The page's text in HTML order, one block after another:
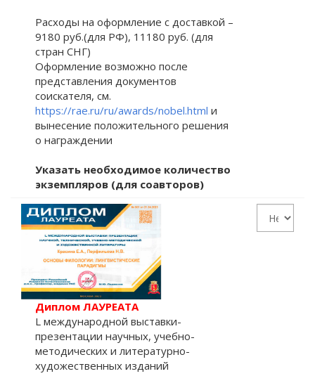
Расходы на оформление с доставкой –
9180 руб.(для РФ), 11180 руб. (для
стран СНГ)
Оформление возможно после
представления документов
соискателя, см.
https://rae.ru/ru/awards/nobel.html и
вынесение положительного решения
о награждении
Указать необходимое количество
экземпляров (для соавторов)
Диплом ЛАУРЕАТА
L международной выставки-
презентации научных, учебно-
методических и литературно-
художественных изданий